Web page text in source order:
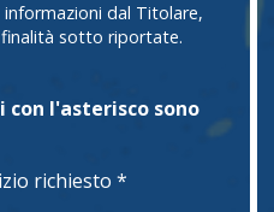
dal Titolare,
sotto riportate.
con l'asterisco sono
richiesto *